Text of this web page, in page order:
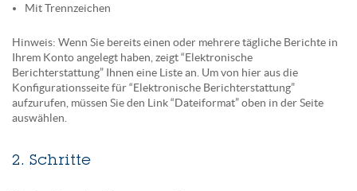
Mit Trennzeichen
Hinweis: Wenn Sie bereits einen oder mehrere tägliche Berichte in
Ihrem Konto angelegt haben, zeigt “Elektronische
Berichterstattung” Ihnen eine Liste an. Um von hier aus die
Konfigurationsseite für “Elektronische Berichterstattung”
aufzurufen, müssen Sie den Link “Dateiformat” oben in der Seite
auswählen.
2. Schritte